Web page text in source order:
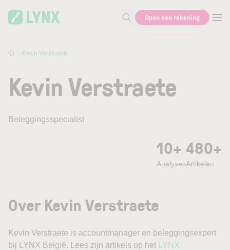
Zoek naar informatie
Open een rekening
Kevin Verstraete
Kevin Verstraete
Beleggingsspecialist
10+
Analyses
480+
Artikelen
Over Kevin Verstraete
Kevin Verstraete is accountmanager en beleggingsexpert
bij LYNX België. Lees zijn artikels op het
LYNX